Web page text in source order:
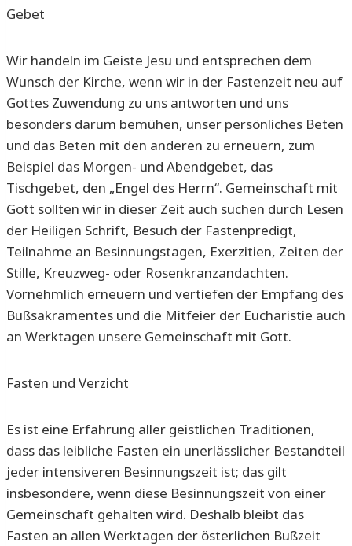
Gebet
Wir handeln im Geiste Jesu und entsprechen dem
Wunsch der Kirche, wenn wir in der Fastenzeit neu auf
Gottes Zuwendung zu uns antworten und uns
besonders darum bemühen, unser persönliches Beten
und das Beten mit den anderen zu erneuern, zum
Beispiel das Morgen- und Abendgebet, das
Tischgebet, den „Engel des Herrn“. Gemeinschaft mit
Gott sollten wir in dieser Zeit auch suchen durch Lesen
der Heiligen Schrift, Besuch der Fastenpredigt,
Teilnahme an Besinnungstagen, Exerzitien, Zeiten der
Stille, Kreuzweg- oder Rosenkranzandachten.
Vornehmlich erneuern und vertiefen der Empfang des
Bußsakramentes und die Mitfeier der Eucharistie auch
an Werktagen unsere Gemeinschaft mit Gott.
Fasten und Verzicht
Es ist eine Erfahrung aller geistlichen Traditionen,
dass das leibliche Fasten ein unerlässlicher Bestandteil
jeder intensiveren Besinnungszeit ist; das gilt
insbesondere, wenn diese Besinnungszeit von einer
Gemeinschaft gehalten wird. Deshalb bleibt das
Fasten an allen Werktagen der österlichen Bußzeit